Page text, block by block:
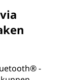
-